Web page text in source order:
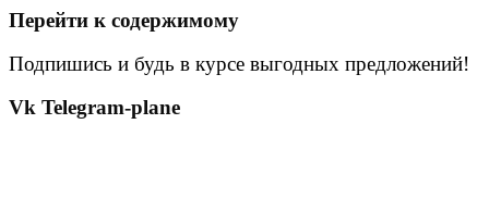
Перейти к содержимому
Подпишись и будь в курсе выгодных предложений!
Vk Telegram-plane